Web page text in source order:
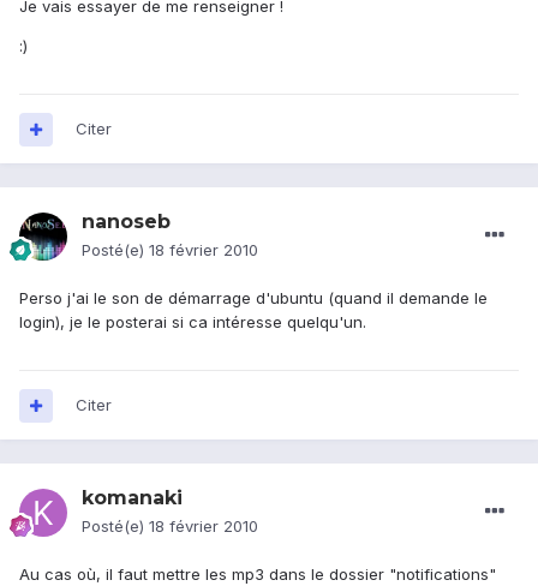
Je vais essayer de me renseigner !
:)
Citer
nanoseb
Posté(e) 18 février 2010
Perso j'ai le son de démarrage d'ubuntu (quand il demande le
login), je le posterai si ca intéresse quelqu'un.
Citer
komanaki
Posté(e) 18 février 2010
Au cas où, il faut mettre les mp3 dans le dossier "notifications"